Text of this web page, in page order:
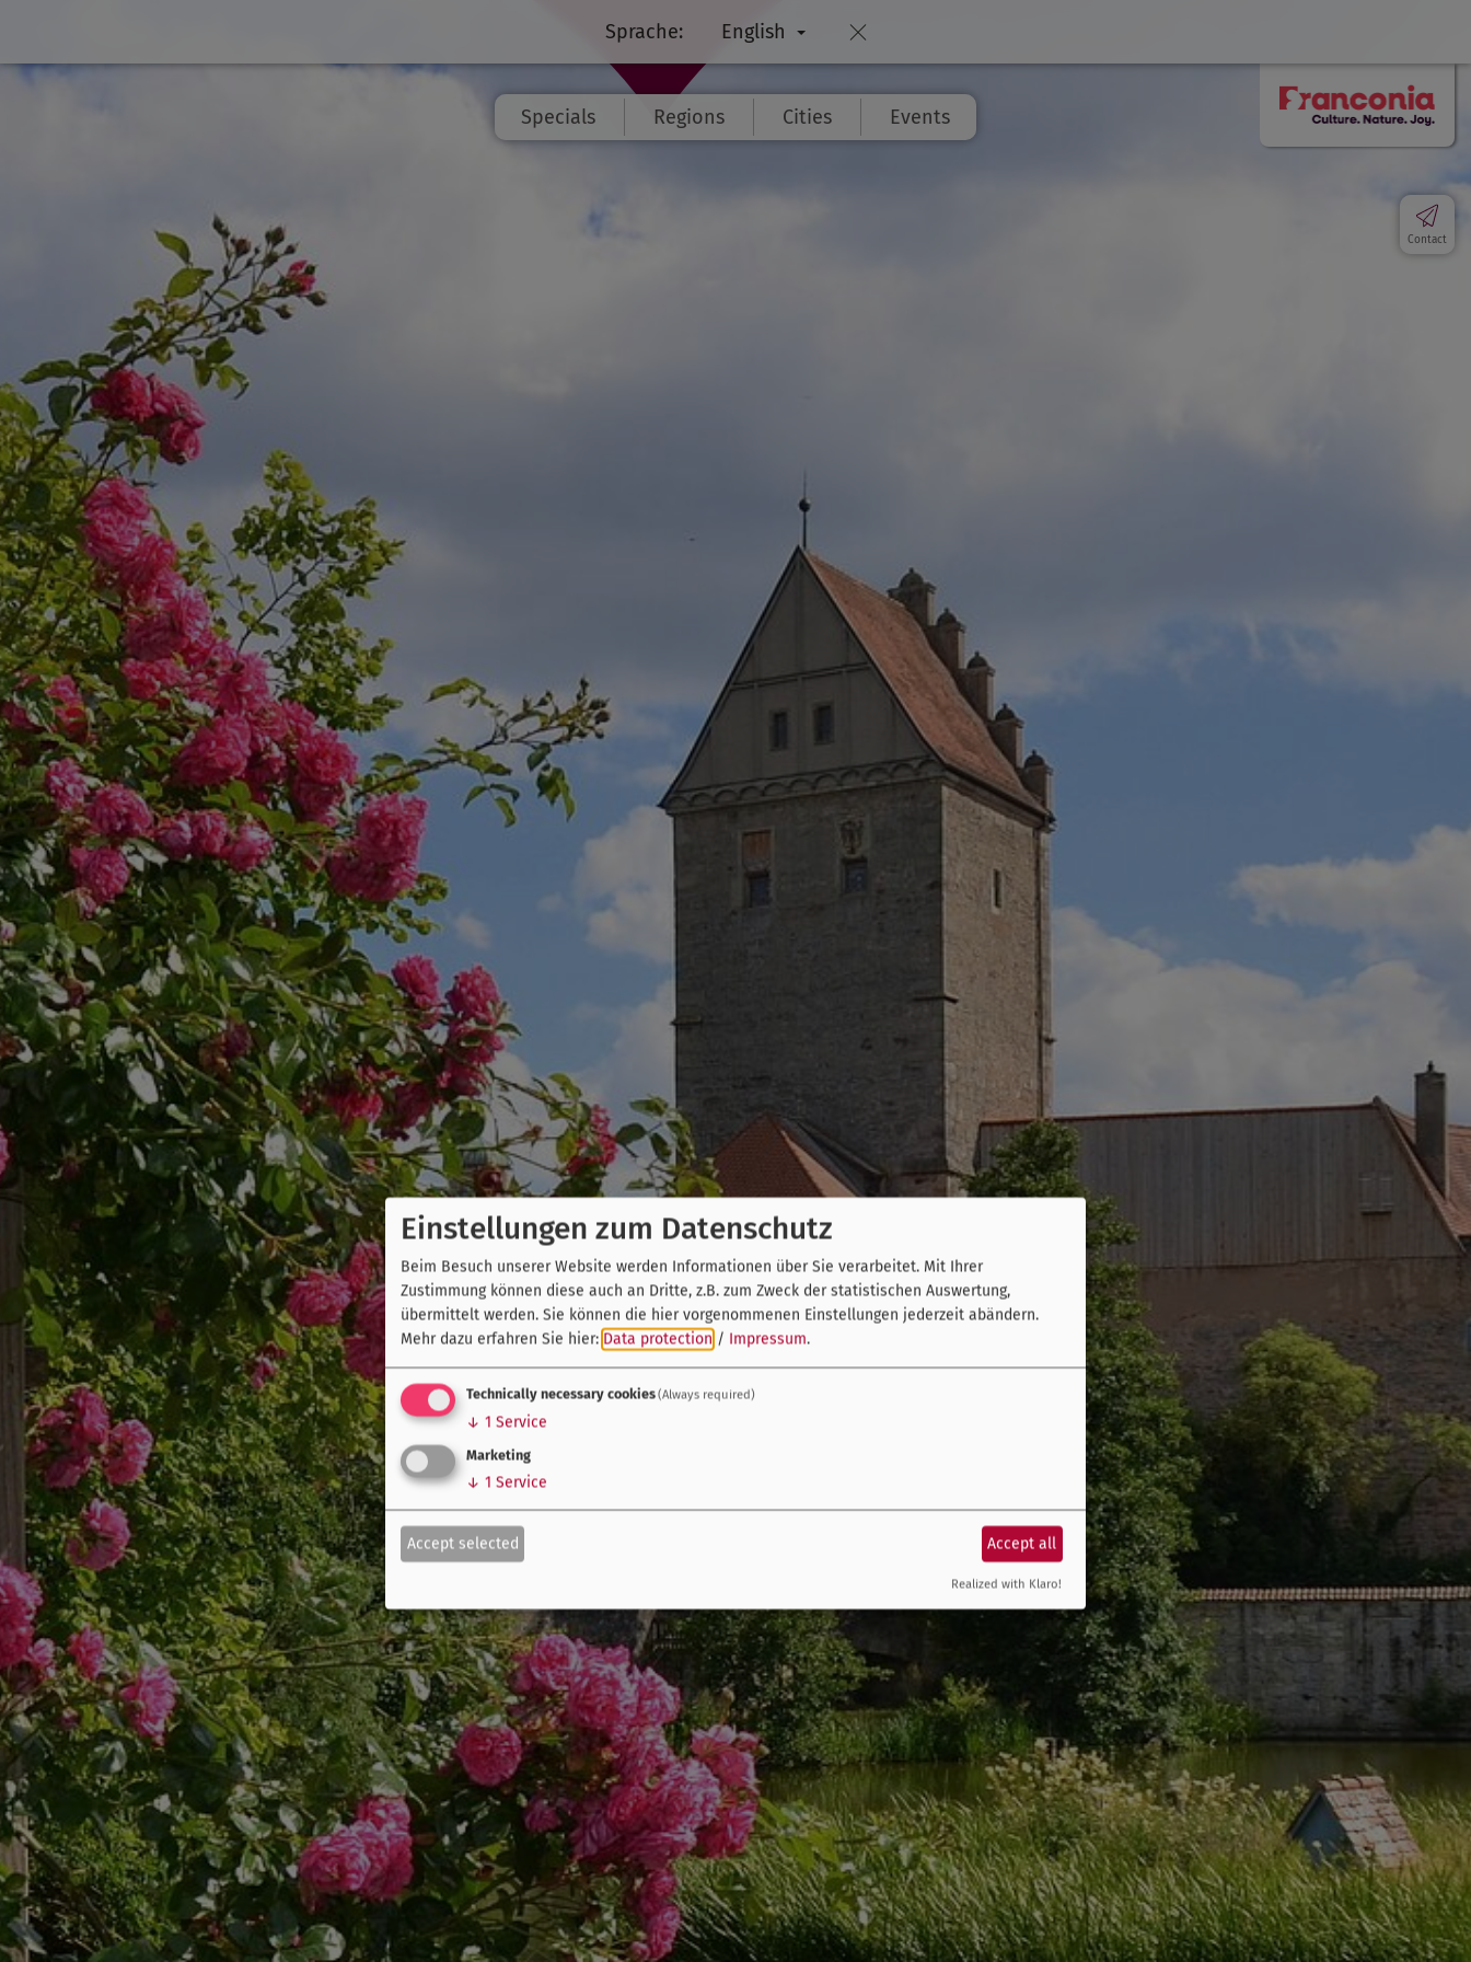
Sprache: English
Specials Regions Cities Events
Contact
Einstellungen zum Datenschutz
Beim Besuch unserer Website werden Informationen über Sie verarbeitet. Mit Ihrer
Zustimmung können diese auch an Dritte, z.B. zum Zweck der statistischen Auswertung,
übermittelt werden. Sie können die hier vorgenommenen Einstellungen jederzeit abändern.
Mehr dazu erfahren Sie hier: Data protection / Impressum.
Technically necessary cookies(Always required)
↓ 1 Service
Marketing
↓ 1 Service
Accept selected Accept all
Realized with Klaro!